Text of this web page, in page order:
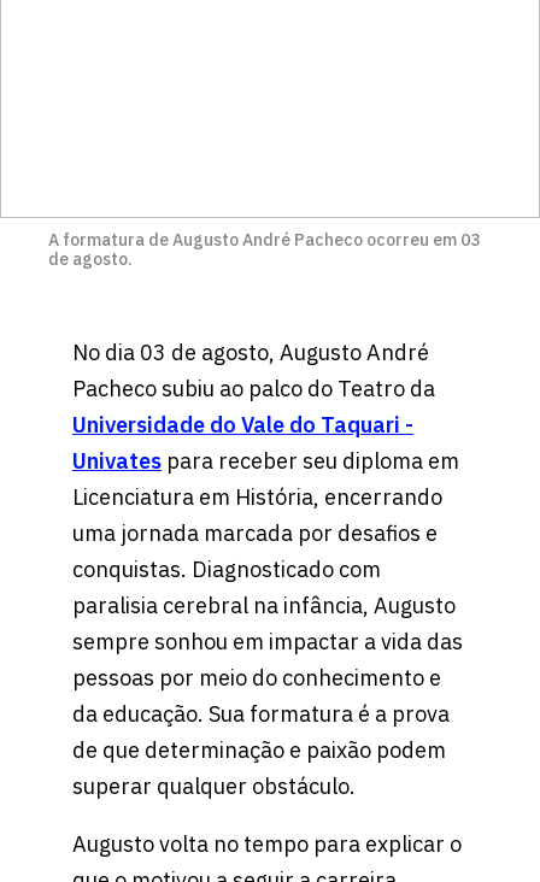
A formatura de Augusto André Pacheco ocorreu em 03
de agosto.
No dia 03 de agosto, Augusto André
Pacheco subiu ao palco do Teatro da
Universidade do Vale do Taquari -
Univates para receber seu diploma em
Licenciatura em História, encerrando
uma jornada marcada por desafios e
conquistas. Diagnosticado com
paralisia cerebral na infância, Augusto
sempre sonhou em impactar a vida das
pessoas por meio do conhecimento e
da educação. Sua formatura é a prova
de que determinação e paixão podem
superar qualquer obstáculo.
Augusto volta no tempo para explicar o